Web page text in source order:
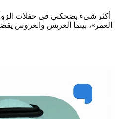
أكثر شيء يضحكني في حفلات
العمر»، بينما العريس والعروس